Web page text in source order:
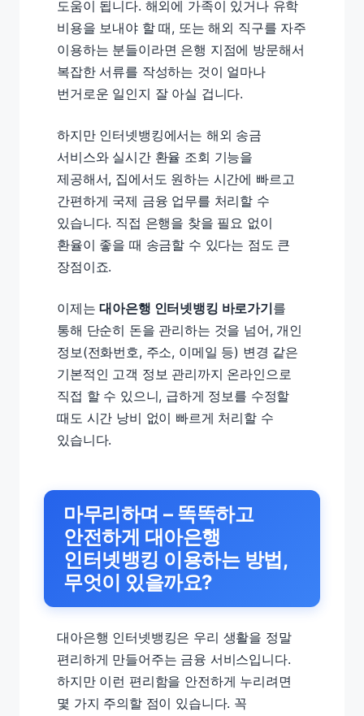
도움이 됩니다. 해외에 가족이 있거나 유학
비용을 보내야 할 때, 또는 해외 직구를 자주
이용하는 분들이라면 은행 지점에 방문해서
복잡한 서류를 작성하는 것이 얼마나
번거로운 일인지 잘 아실 겁니다.
하지만 인터넷뱅킹에서는 해외 송금
서비스와 실시간 환율 조회 기능을
제공해서, 집에서도 원하는 시간에 빠르고
간편하게 국제 금융 업무를 처리할 수
있습니다. 직접 은행을 찾을 필요 없이
환율이 좋을 때 송금할 수 있다는 점도 큰
장점이죠.
이제는대아은행 인터넷뱅킹 바로가기를
통해 단순히 돈을 관리하는 것을 넘어, 개인
정보(전화번호, 주소, 이메일 등) 변경 같은
기본적인 고객 정보 관리까지 온라인으로
직접 할 수 있으니, 급하게 정보를 수정할
때도 시간 낭비 없이 빠르게 처리할 수
있습니다.
마무리하며 – 똑똑하고
안전하게 대아은행
인터넷뱅킹 이용하는 방법,
무엇이 있을까요?
대아은행 인터넷뱅킹은 우리 생활을 정말
편리하게 만들어주는 금융 서비스입니다.
하지만 이런 편리함을 안전하게 누리려면
몇 가지 주의할 점이 있습니다. 꼭